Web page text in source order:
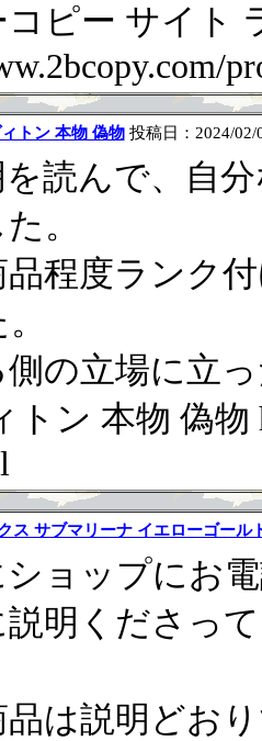
コピー サイト
トン 本物 偽物投稿日：2024/02/
読んで、自
。
品程度ランク
の立場に立
トン 本物 偽物
ス サブマリーナ イエローゴール
ョップにお
説明くださっ
品は説明どお